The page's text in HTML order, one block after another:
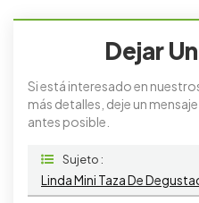
Dejar
Si está interesado en
más detalles, deje un
antes posible.
Sujeto :